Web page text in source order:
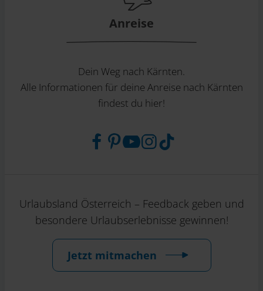
Anreise
Dein Weg nach Kärnten.
Alle Informationen für deine Anreise nach Kärnten
findest du hier!
Urlaubsland Österreich – Feedback geben und
besondere Urlaubserlebnisse gewinnen!
Jetzt mitmachen